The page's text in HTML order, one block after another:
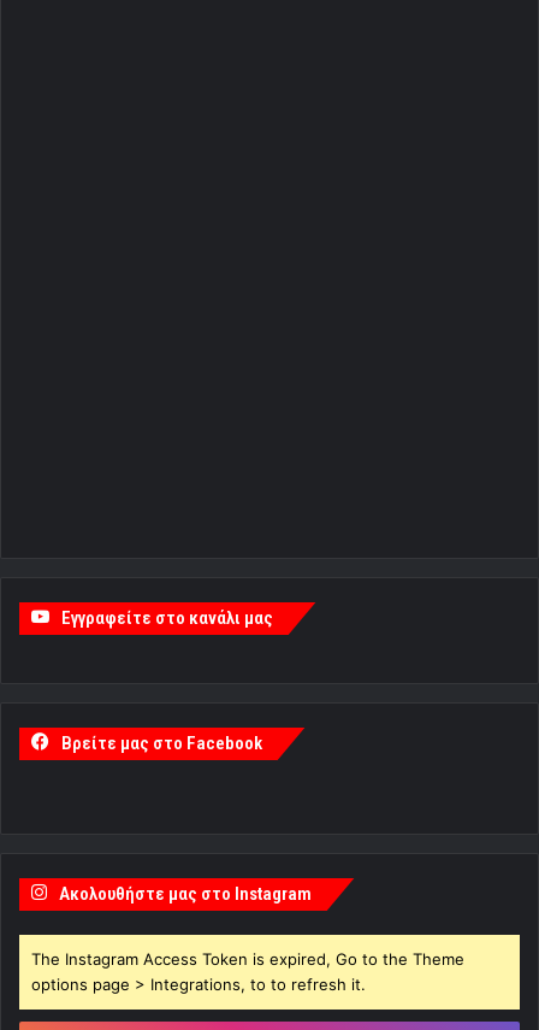
Εγγραφείτε στο κανάλι μας
Βρείτε μας στο Facebook
Ακολουθήστε μας στο Instagram
The Instagram Access Token is expired, Go to the Theme
options page > Integrations, to to refresh it.